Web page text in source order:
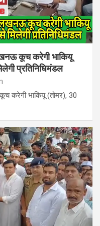
कूच करेगी भाकियू
प्रतिनिधिमंडल
करेगी भाकियू (तोमर), 30